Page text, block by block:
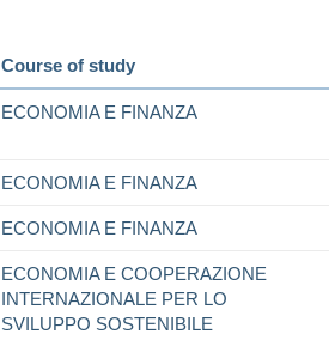
Course of study
ECONOMIA E FINANZA
ECONOMIA E FINANZA
ECONOMIA E FINANZA
ECONOMIA E COOPERAZIONE
INTERNAZIONALE PER LO
SVILUPPO SOSTENIBILE